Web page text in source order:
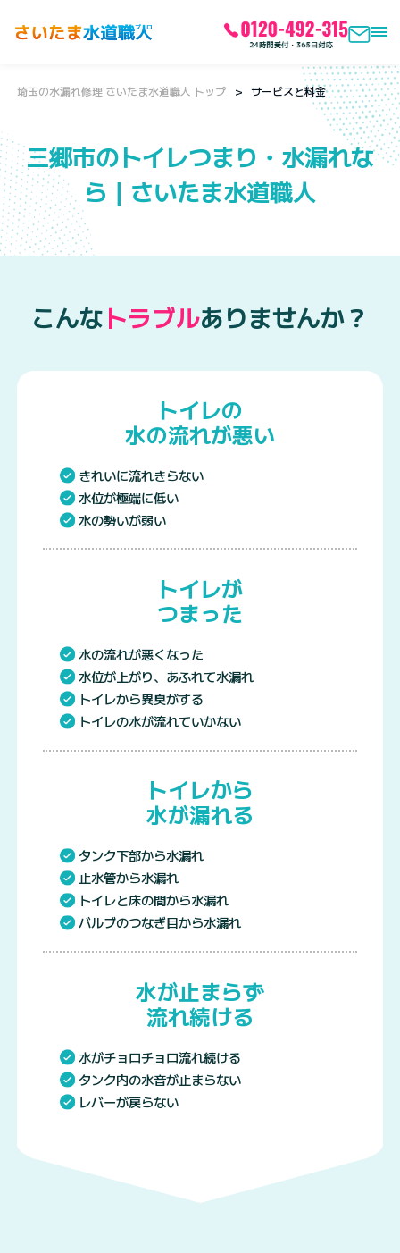
埼玉の水漏れ修理 さいたま水道職人 トップ サービスと料金
三郷市のトイレつまり・水漏れな
ら｜さいたま水道職人
こんなトラブルありませんか？
トイレの
水の流れが悪い
きれいに流れきらない
水位が極端に低い
水の勢いが弱い
トイレが
つまった
水の流れが悪くなった
水位が上がり、あふれて水漏れ
トイレから異臭がする
トイレの水が流れていかない
トイレから
水が漏れる
タンク下部から水漏れ
止水管から水漏れ
トイレと床の間から水漏れ
バルブのつなぎ目から水漏れ
水が止まらず
流れ続ける
水がチョロチョロ流れ続ける
タンク内の水音が止まらない
レバーが戻らない